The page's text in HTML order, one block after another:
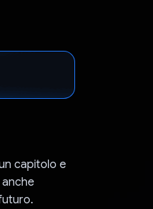
capitolo e